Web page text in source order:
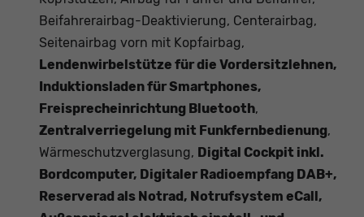
Beifahrerairbag-Deaktivierung, Centerairbag,
Seitenairbag vorn mit Kopfairbag,
Lendenwirbelstütze für die Vordersitzlehnen,
Induktionsladen für Smartphones,
Freisprecheinrichtung Bluetooth,
Zentralverriegelung mit Funkfernbedienung,
Wärmeschutzverglasung, Digital Cockpit inkl.
Bordcomputer, Digitaler Radioempfang DAB+,
Reserverad als Notrad, Notrufsystem eCall,